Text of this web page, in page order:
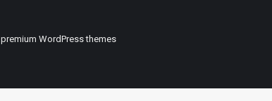
premium WordPress themes